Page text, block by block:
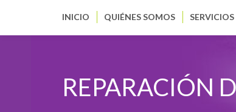
INICIO QUIÉNES SOMOS SERVICIOS
REPARACIÓN